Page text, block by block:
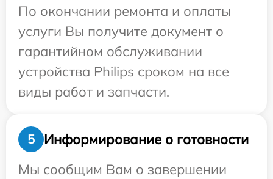
По окончании ремонта и оплаты
услуги Вы получите документ о
гарантийном обслуживании
устройства Philips сроком на все
виды работ и запчасти.
5
Информирование о готовности
Мы сообщим Вам о завершении